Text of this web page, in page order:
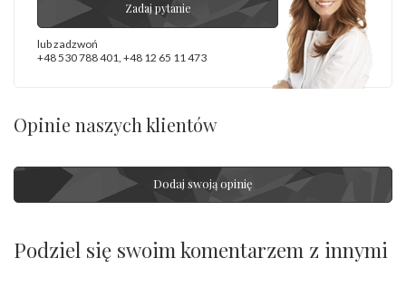
Zadaj pytanie
lub zadzwoń
+48 530 788 401, +48 12 65 11 473
Opinie naszych klientów
Dodaj swoją opinię
Podziel się swoim komentarzem z innymi